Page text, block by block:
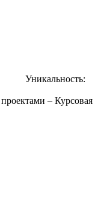
Уникальность:
– Курсовая